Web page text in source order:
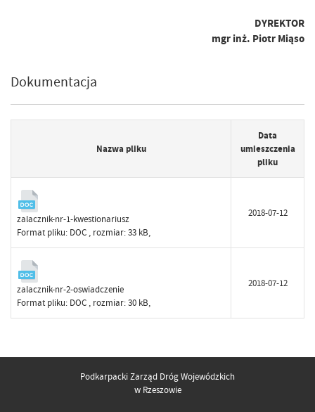
DYREKTOR
mgr inż. Piotr Miąso
Dokumentacja
Nazwa pliku
Data
umieszczenia
pliku
zalacznik-nr-1-kwestionariusz
Format pliku: DOC , rozmiar: 33 kB,
2018-07-12
zalacznik-nr-2-oswiadczenie
Format pliku: DOC , rozmiar: 30 kB,
2018-07-12
Podkarpacki Zarząd Dróg Wojewódzkich
w Rzeszowie